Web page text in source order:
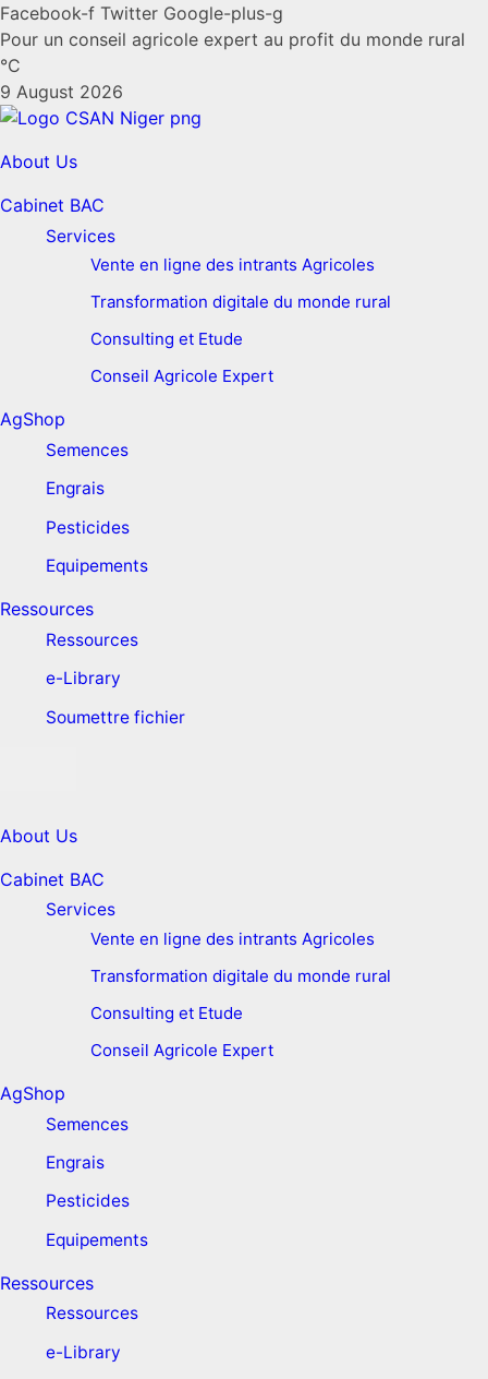
Facebook-f Twitter Google-plus-g
Pour un conseil agricole expert au profit du monde rural
°C
9 August 2026
About Us
Cabinet BAC
Services
Vente en ligne des intrants Agricoles
Transformation digitale du monde rural
Consulting et Etude
Conseil Agricole Expert
AgShop
Semences
Engrais
Pesticides
Equipements
Ressources
Ressources
e-Library
Soumettre fichier
About Us
Cabinet BAC
Services
Vente en ligne des intrants Agricoles
Transformation digitale du monde rural
Consulting et Etude
Conseil Agricole Expert
AgShop
Semences
Engrais
Pesticides
Equipements
Ressources
Ressources
e-Library